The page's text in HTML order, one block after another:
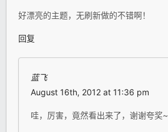
好漂亮的主题，无刷新做的不错啊！
回复
蓝飞
August 16th, 2012 at 11:36 pm
哇，厉害，竟然看出来了，谢谢夸奖~